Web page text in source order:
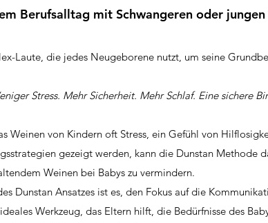
Berufsalltag mit Schwangeren oder
Laute, die jedes Neugeborene nutzt, um seine
Stress. Mehr Sicherheit. Mehr Schlaf. Eine sichere
Weinen von Kindern oft Stress, ein Gefühl von
gezeigt werden, kann die Dunstan Methode
Weinen bei Babys zu vermindern.
Dunstan Ansatzes ist es, den Fokus auf die
Werkzeug, das Eltern hilft, die Bedürfnisse des